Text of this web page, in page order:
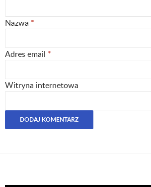
Nazwa *
Adres email *
Witryna internetowa